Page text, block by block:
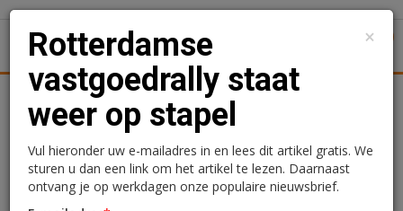
Juridisch | Fiscaal Transacties
Rotterdamse
vastgoedrally staat weer
×
Rotterdamse
vastgoedrally staat
weer op stapel
Vul hieronder uw e-mailadres in en lees dit artikel gratis. We
sturen u dan een link om het artikel te lezen. Daarnaast
ontvang je op werkdagen onze populaire nieuwsbrief.